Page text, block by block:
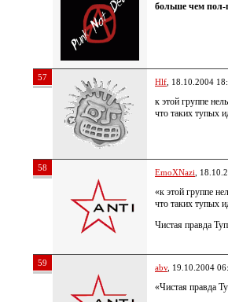
больше чем пол-
57 Hlf , 18.10.2004
к этой группе
что таких тупых
58 EmoXNazi ,
«к этой группе
что таких тупых
Чистая правда
59 abv, 19.10.2004
«Чистая правда